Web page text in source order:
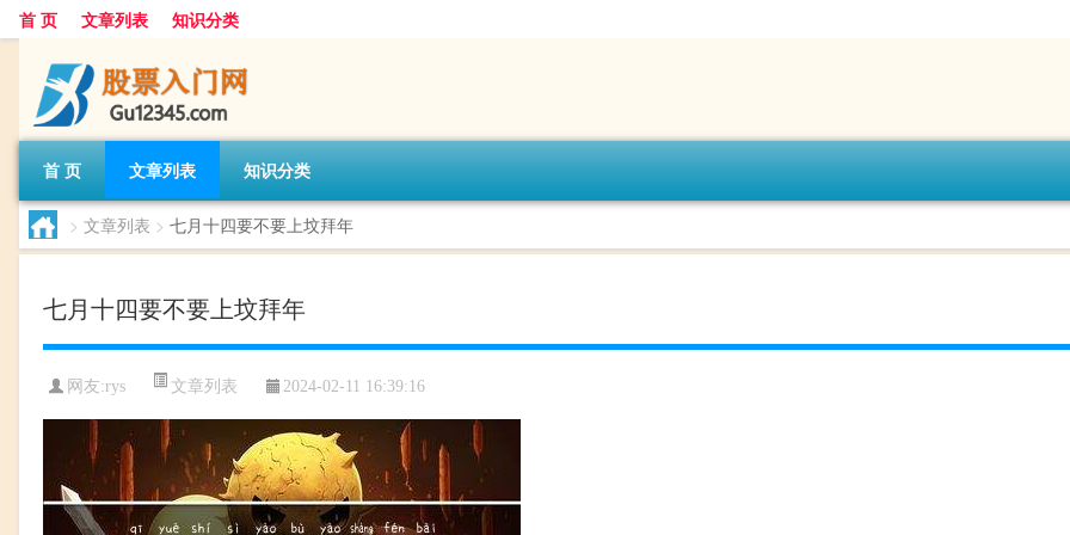
首 页 文章列表 知识分类
首 页 文章列表 知识分类
> 文章列表 > 七月十四要不要上坟拜年
七月十四要不要上坟拜年
网友:rys 文章列表 2024-02-11 16:39:16